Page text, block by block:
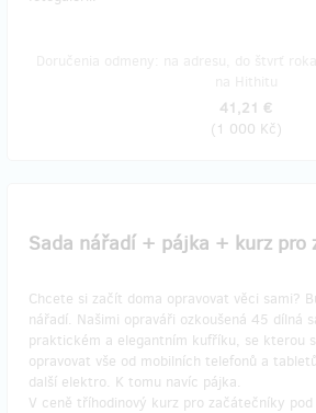
41,21 €
(1 000 Kč)
Sada nářadí + pájka + kurz pro
Chcete si začít doma opravovat věci sami?
nářadí. Našimi opraváři ozkoušená 45 dílná
praktickém a elegantním kufříku, se kterou
opravovat vše od mobilních telefonů a
další elektro. K tomu navíc pájka.
V ceně tříhodinový kurz pro začátečníky pod